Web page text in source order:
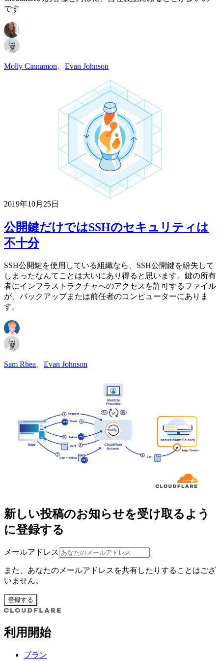
です
Molly Cinnamon Evan Johnson
2019年10月25日
公開鍵だけではSSHのセキュリティは
不十分
SSH公開鍵を使用している組織なら、SSH公開鍵を紛失して
しまったなんてことは大いにあり得ると思います。鍵の所有
者にインフラストラクチャへのアクセスを許可するファイル
が、バックアップまたは前任者のコンピューターにありま
す。
Sam Rhea Evan Johnson
新しい投稿のお知らせを受け取るよう
に登録する
メールアドレス
また、あなたのメールアドレスを共有したりすることはござ
いません。
登録する
利用開始
プラン